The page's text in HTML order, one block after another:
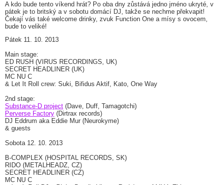
A kdo bude tento víkend hrát? Po oba dny zůstává jedno jméno ukryté, v
pátek je to britský a v sobotu domácí DJ, takže se nechme překvapit!
Čekají vás také welcome drinky, zvuk Function One a mísy s ovocem,
bude to veliké!
Pátek 11. 10. 2013
Main stage:
ED RUSH (VIRUS RECORDINGS, UK)
SECRET HEADLINER (UK)
MC NU C
& Let It Roll crew: Suki, Bifidus Aktif, Kato, One Way
2nd stage:
Substance-D project (Dave, Duff, Tamagotchi)
Perverse Factory (Dirtrax records)
DJ Eddrum aka Eddie Mur (Neurokyme)
& guests
Sobota 12. 10. 2013
B-COMPLEX (HOSPITAL RECORDS, SK)
RIDO (METALHEADZ, CZ)
SECRET HEADLINER (CZ)
MC NU C